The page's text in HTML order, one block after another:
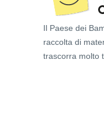
Il Paese dei
raccolta di
trascorra molto